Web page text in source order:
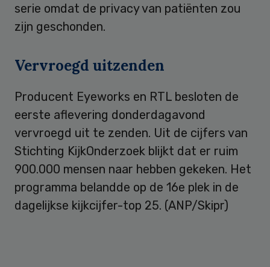
serie omdat de privacy van patiënten zou
zijn geschonden.
Vervroegd uitzenden
Producent Eyeworks en RTL besloten de
eerste aflevering donderdagavond
vervroegd uit te zenden. Uit de cijfers van
Stichting KijkOnderzoek blijkt dat er ruim
900.000 mensen naar hebben gekeken. Het
programma belandde op de 16e plek in de
dagelijkse kijkcijfer-top 25. (ANP/Skipr)